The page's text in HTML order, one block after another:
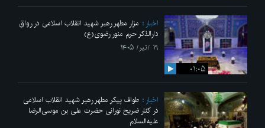
۰۱:۰۵
اخبار
مزار مطهر رهبر شهید انقلاب اسلامی در رواق
دارالذکر حرم منور رضوی(ع)
۱۹ /تیر/ ۱۴۰۵
اخبار
طواف پیکر مطهر رهبر شهید انقلاب اسلامی
در کنار ضریح نورانی حضرت علی‌ بن موسی‌الرضا
علیه‌السلام